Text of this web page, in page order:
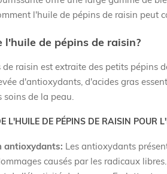
l'huile de pépins de raisin peut
l'huile de pépins de raisin?
raisin est extraite des petits pépins
d'antioxydants, d'acides gras
de la peau.
L'HUILE DE PÉPINS DE RAISIN POUR
antioxydants: Les antioxydants
causés par les radicaux